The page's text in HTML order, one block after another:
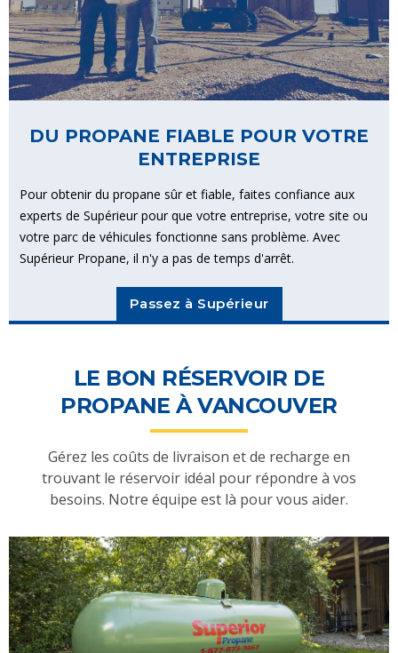
DU PROPANE FIABLE POUR VOTRE
ENTREPRISE
Pour obtenir du propane sûr et fiable, faites confiance aux
experts de Supérieur pour que votre entreprise, votre site ou
votre parc de véhicules fonctionne sans problème. Avec
Supérieur Propane, il n'y a pas de temps d'arrêt.
Passez à Supérieur
LE BON RÉSERVOIR DE
PROPANE À VANCOUVER
Gérez les coûts de livraison et de recharge en
trouvant le réservoir idéal pour répondre à vos
besoins. Notre équipe est là pour vous aider.